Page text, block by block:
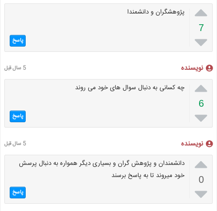

7

پژوهشگران و دانشمندا
پاسخ
نویسنده 5 سال قبل

6

چه کسانی به دنبال سوال های خود می روند
پاسخ
نویسنده 5 سال قبل

0

دانشمندان و پژوهش گران و بسیاری دیگر همواره به دنبال پرسش
خود میروند تا به پاسخ برسند
پاسخ